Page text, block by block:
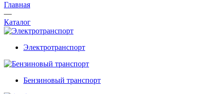
Главная
—
Каталог
Электротранспорт
Бензиновый транспорт